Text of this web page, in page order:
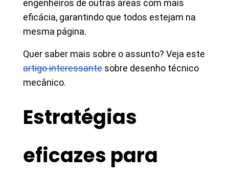
engenheiros de outras áreas com mais
eficácia, garantindo que todos estejam na
mesma página.
Quer saber mais sobre o assunto? Veja este
artigo interessante sobre desenho técnico
mecânico.
Estratégias
eficazes para